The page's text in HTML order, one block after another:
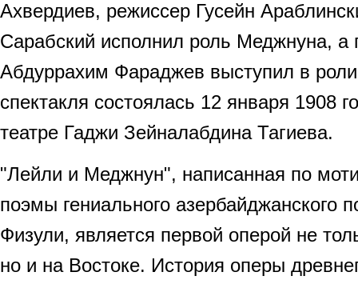
Ахвердиев, режиссер Гусейн
Сарабский исполнил роль Меджнуна,
Абдуррахим Фараджев выступил в
спектакля состоялась 12 января 1908
театре Гаджи Зейналабдина Тагиева.
"Лейли и Меджнун", написанная по
поэмы гениального азербайджанского
Физули, является первой оперой не
но и на Востоке. История оперы